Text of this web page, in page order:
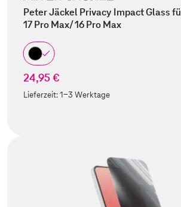
Peter Jäckel Privacy Impact Glass
17 Pro Max/ 16 Pro Max
24,95 €
Lieferzeit:1-3 Werktage